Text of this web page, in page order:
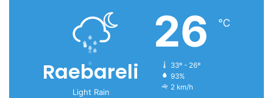
Raebareli
Light Rain
26 ℃
33º - 26º
93%
2 km/h